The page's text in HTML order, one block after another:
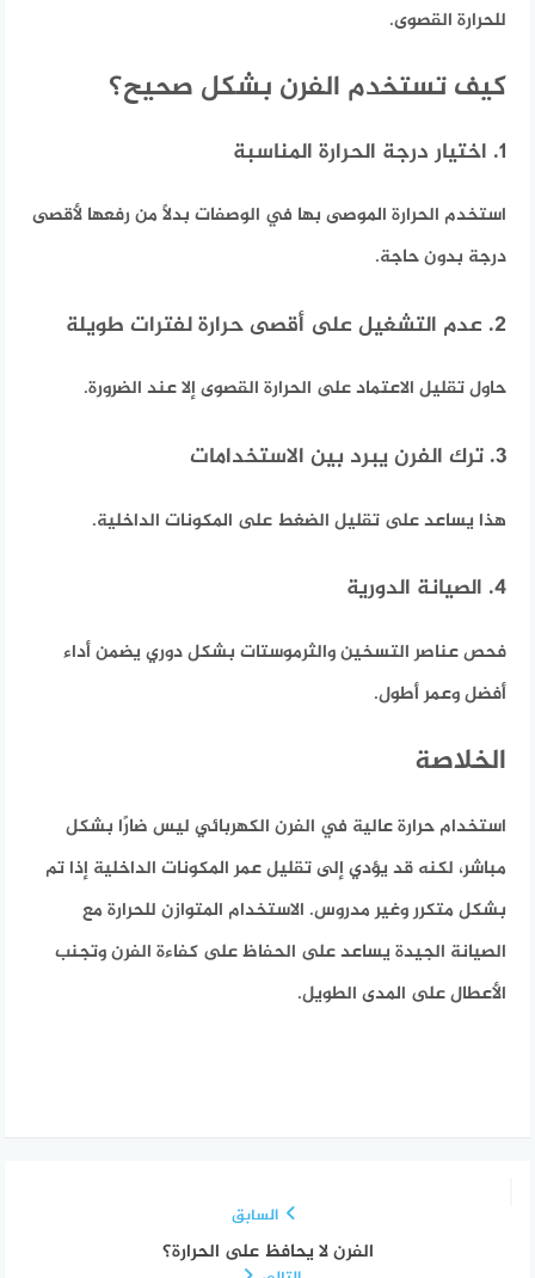
للحرارة القصوى.
كيف تستخدم الفرن بشكل صحيح؟
1. اختيار درجة الحرارة المناسبة
استخدم الحرارة الموصى بها في الوصفات بدلًا من رفعها لأقصى
درجة بدون حاجة.
2. عدم التشغيل على أقصى حرارة لفترات طويلة
حاول تقليل الاعتماد على الحرارة القصوى إلا عند الضرورة.
3. ترك الفرن يبرد بين الاستخدامات
هذا يساعد على تقليل الضغط على المكونات الداخلية.
4. الصيانة الدورية
فحص عناصر التسخين والثرموستات بشكل دوري يضمن أداء
أفضل وعمر أطول.
الخلاصة
استخدام حرارة عالية في الفرن الكهربائي ليس ضارًا بشكل
مباشر، لكنه قد يؤدي إلى تقليل عمر المكونات الداخلية إذا تم
بشكل متكرر وغير مدروس. الاستخدام المتوازن للحرارة مع
الصيانة الجيدة يساعد على الحفاظ على كفاءة الفرن وتجنب
الأعطال على المدى الطويل.
السابق
الفرن لا يحافظ على الحرارة؟